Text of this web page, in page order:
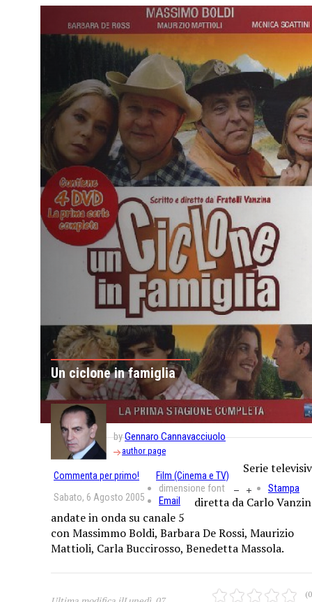
Un ciclone in famiglia
byGennaro Cannavacciuolo
author page
Commenta per primo!
Film (Cinema e TV)
Sabato, 6 Agosto 2005
dimensione font
Stampa
Email
Serie
diretta da Carlo
andate in onda su canale 5
con Massimmo Boldi, Barbara De Rossi, Maurizio
Mattioli, Carla Buccirosso, Benedetta Massola.